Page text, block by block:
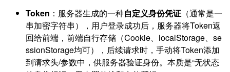
Token ：服务器生成的一种自定义身份凭证 （通常是一
串加密字符串），用户登录成功后，服务器将Token返
回给前端，前端自行存储（Cookie、localStorage、se
ssionStorage均可），后续请求时，手动将Token添加
到请求头/参数中，供服务器验证身份。本质是“无状态